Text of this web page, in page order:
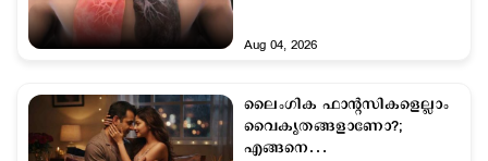
Aug 04, 2026
ലൈംഗിക ഫാന്‍റസികളെല്ലാം
വൈകൃതങ്ങളാണോ?;
എങ്ങനെ